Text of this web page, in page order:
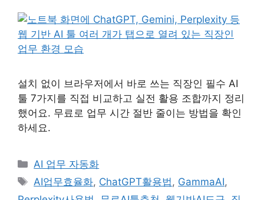
설치 없이 브라우저에서 바로 쓰는 직장인 필수 AI
툴 7가지를 직접 비교하고 실전 활용 조합까지 정리
했어요. 무료로 업무 시간 절반 줄이는 방법을 확인
하세요.
카
테
AI 업무 자동화
태
그
AI업무효율화, ChatGPT활용법 , GammaAI,